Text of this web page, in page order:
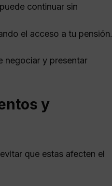
continuar sin
el acceso a tu pensión.
negociar y presentar
y
que estas afecten el